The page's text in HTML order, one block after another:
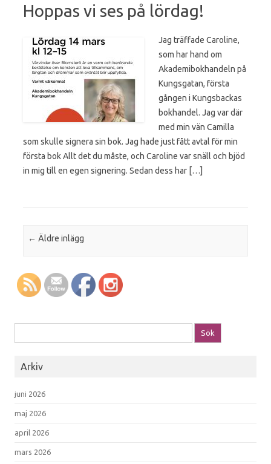
Hoppas vi ses på lördag!
Jag träffade Caroline,
som har hand om
Akademibokhandeln på
Kungsgatan, första
gången i Kungsbackas
bokhandel. Jag var där
med min vän Camilla
som skulle signera sin bok. Jag hade just fått avtal för min
första bok Allt det du måste, och Caroline var snäll och bjöd
in mig till en egen signering. Sedan dess har […]
Post navigation
← Äldre inlägg
Arkiv
juni 2026
maj 2026
april 2026
mars 2026